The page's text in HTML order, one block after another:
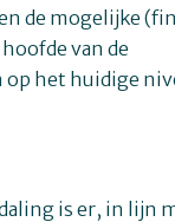
de mogelijke
van de
het huidige
is er, in lijn